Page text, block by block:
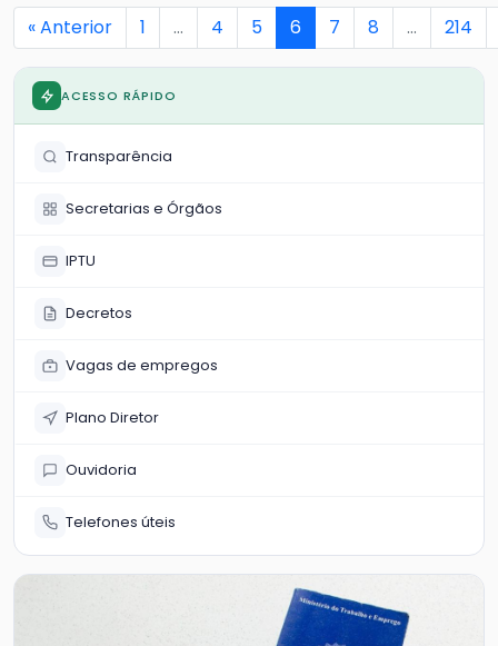
« Anterior 1 … 4 5 6 7 8 … 214
ACESSO RÁPIDO
Transparência
Secretarias e Órgãos
IPTU
Decretos
Vagas de empregos
Plano Diretor
Ouvidoria
Telefones úteis